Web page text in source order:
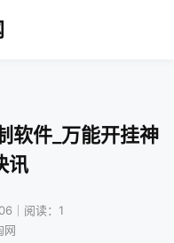
软件_万能开挂神
讯
｜阅读：1
网